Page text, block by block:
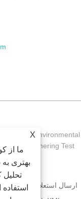
Weathering Test
دانلود
ارسال استعلام
X
ما از
بهتری